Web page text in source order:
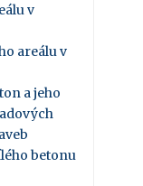
v
areálu v
a jeho
betonu